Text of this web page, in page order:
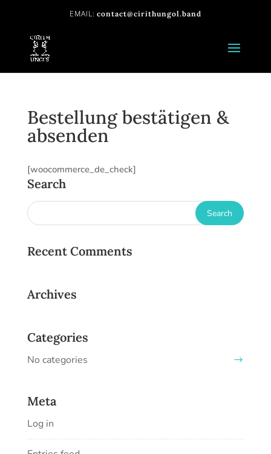
contact@cirithungol.band
Bestellung bestätigen &
absenden
[woocommerce_de_check]
Search
Recent Comments
Archives
Categories
No categories
Meta
Log in